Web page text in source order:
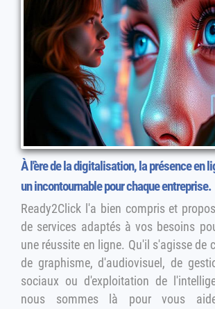
À l'ère de la digitalisation, la présence en
un incontournable pour chaque entreprise.
Ready2Click l'a bien compris et
de services adaptés à vos besoins
une réussite en ligne. Qu'il s'agisse de
de graphisme, d'audiovisuel, de
sociaux ou d'exploitation de
nous sommes là pour vous